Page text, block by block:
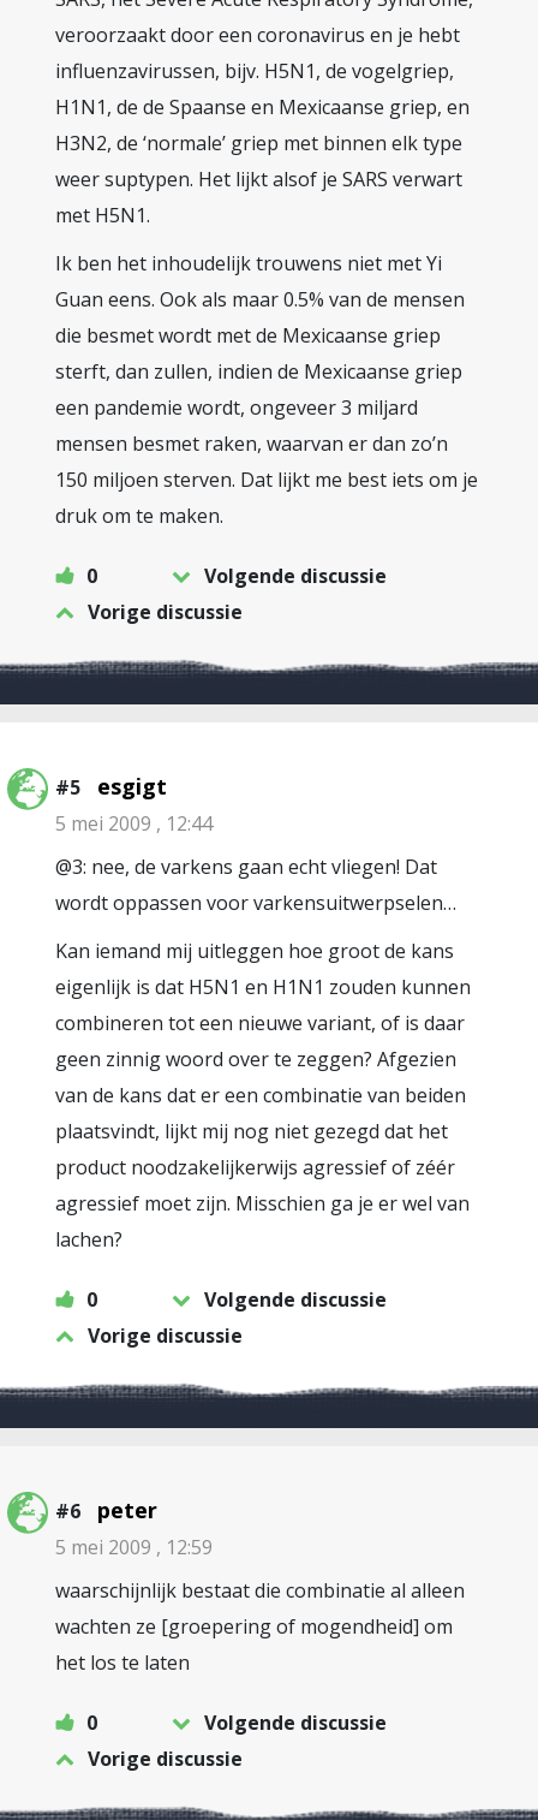
veroorzaakt door een coronavirus en je hebt
influenzavirussen, bijv. H5N1, de vogelgriep,
H1N1, de de Spaanse en Mexicaanse griep, en
H3N2, de ‘normale’ griep met binnen elk type
weer suptypen. Het lijkt alsof je SARS verwart
met H5N1.
Ik ben het inhoudelijk trouwens niet met Yi
Guan eens. Ook als maar 0.5% van de mensen
die besmet wordt met de Mexicaanse griep
sterft, dan zullen, indien de Mexicaanse griep
een pandemie wordt, ongeveer 3 miljard
mensen besmet raken, waarvan er dan zo’n
150 miljoen sterven. Dat lijkt me best iets om je
druk om te maken.
0
Volgende discussie
Vorige discussie
#5 esgigt
5 mei 2009 , 12:44
@3: nee, de varkens gaan echt vliegen! Dat
wordt oppassen voor varkensuitwerpselen…
Kan iemand mij uitleggen hoe groot de kans
eigenlijk is dat H5N1 en H1N1 zouden kunnen
combineren tot een nieuwe variant, of is daar
geen zinnig woord over te zeggen? Afgezien
van de kans dat er een combinatie van beiden
plaatsvindt, lijkt mij nog niet gezegd dat het
product noodzakelijkerwijs agressief of zéér
agressief moet zijn. Misschien ga je er wel van
lachen?
0
Volgende discussie
Vorige discussie
#6 peter
5 mei 2009 , 12:59
waarschijnlijk bestaat die combinatie al alleen
wachten ze [groepering of mogendheid] om
het los te laten
0
Volgende discussie
Vorige discussie